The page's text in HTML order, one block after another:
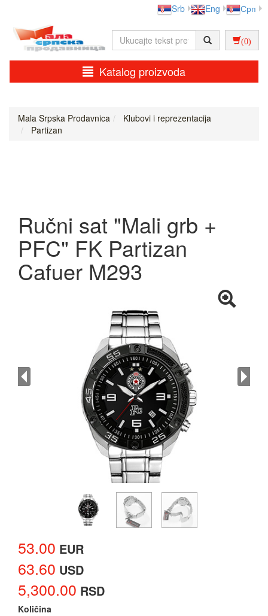
Srb Eng Срп
(0)
Katalog proizvoda
Mala Srpska Prodavnica
Klubovi i reprezentacija
Partizan
Ručni sat "Mali grb +
PFC" FK Partizan
Cafuer M293
53.00 EUR
63.60 USD
5,300.00 RSD
Količina